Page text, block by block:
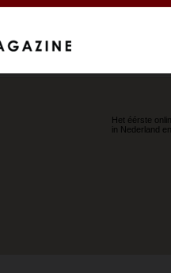
Het éérste
in Nederland